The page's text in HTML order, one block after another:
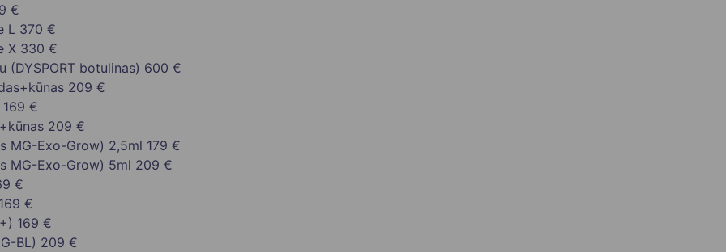
€
L 370 €
X 330 €
botulinas) 600 €
209 €
169 €
209 €
MG-Exo-Grow) 2,5ml 179 €
MG-Exo-Grow) 5ml 209 €
€
169 €
169 €
BL) 209 €